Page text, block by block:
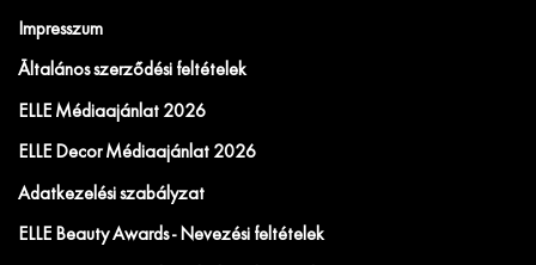
Impresszum
Általános szerződési feltételek
ELLE Médiaajánlat 2026
ELLE Decor Médiaajánlat 2026
Adatkezelési szabályzat
ELLE Beauty Awards - Nevezési feltételek